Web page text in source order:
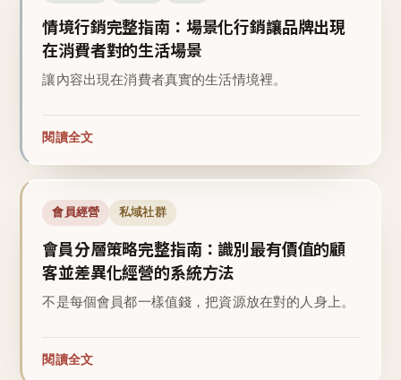
情境行銷完整指南：場景化行銷讓品牌出現
在消費者對的生活場景
讓內容出現在消費者真實的生活情境裡。
閱讀全文
會員經營 私域社群
會員分層策略完整指南：識別最有價值的顧
客並差異化經營的系統方法
不是每個會員都一樣值錢，把資源放在對的人身上。
閱讀全文